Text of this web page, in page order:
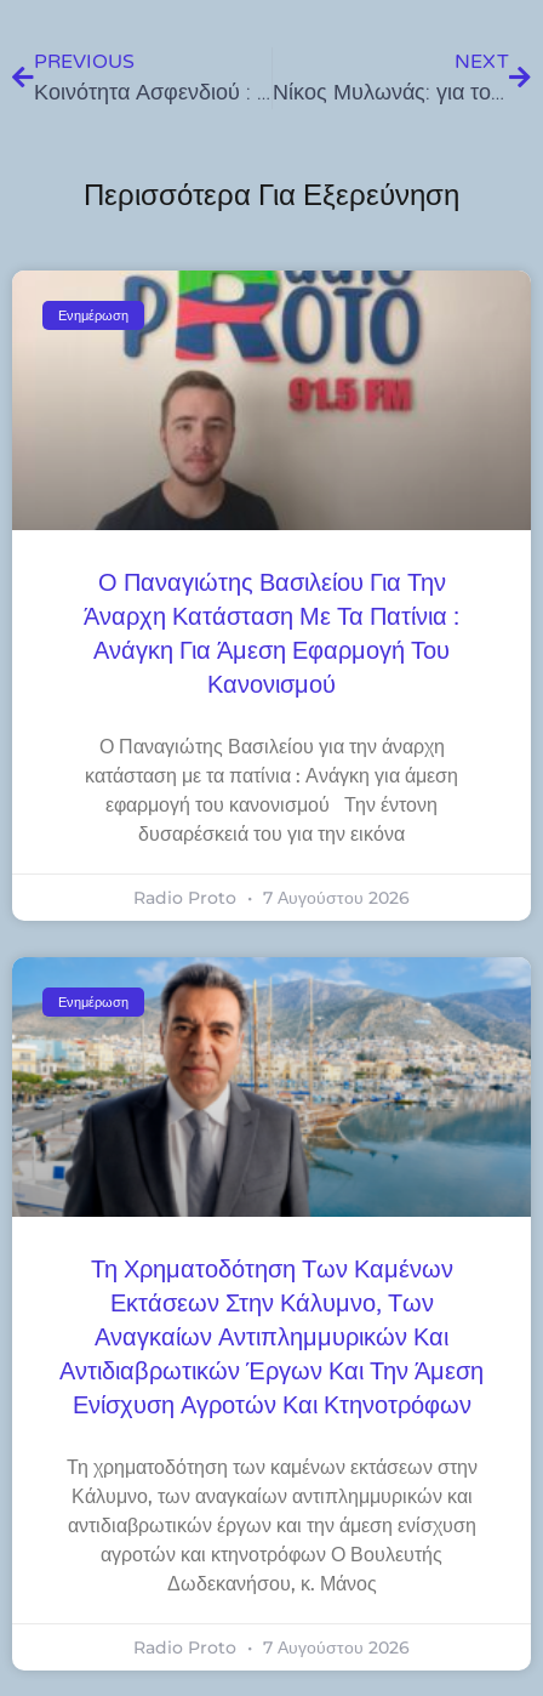
PREVIOUS
Κοινότητα Ασφενδιού : Συνεχίζονται οι εργασίες αποψίλωσης και αποκομιδής
NEXT
Νίκος Μυλωνάς: για το ΟΧΙ της 5 Ιουλίου 2015! σαν όνειρο και εφιάλτης!
Περισσότερα Για Εξερεύνηση
Ενημέρωση
Ο Παναγιώτης Βασιλείου Για Την
Άναρχη Κατάσταση Με Τα Πατίνια :
Ανάγκη Για Άμεση Εφαρμογή Του
Κανονισμού
Ο Παναγιώτης Βασιλείου για την άναρχη
κατάσταση με τα πατίνια : Ανάγκη για άμεση
εφαρμογή του κανονισμού Την έντονη
δυσαρέσκειά του για την εικόνα
Radio Proto 7 Αυγούστου 2026
Ενημέρωση
Τη Χρηματοδότηση Των Καμένων
Εκτάσεων Στην Κάλυμνο, Των
Αναγκαίων Αντιπλημμυρικών Και
Αντιδιαβρωτικών Έργων Και Την Άμεση
Ενίσχυση Αγροτών Και Κτηνοτρόφων
Τη χρηματοδότηση των καμένων εκτάσεων στην
Κάλυμνο, των αναγκαίων αντιπλημμυρικών και
αντιδιαβρωτικών έργων και την άμεση ενίσχυση
αγροτών και κτηνοτρόφων Ο Βουλευτής
Δωδεκανήσου, κ. Μάνος
Radio Proto 7 Αυγούστου 2026